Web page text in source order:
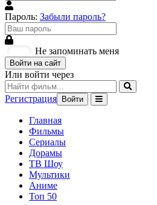
Пароль: Забыли пароль?
Не запоминать меня
Войти на сайт
Или войти через
Регистрация Войти
Главная
Фильмы
Сериалы
Дорамы
ТВ Шоу
Мультики
Аниме
Топ 50